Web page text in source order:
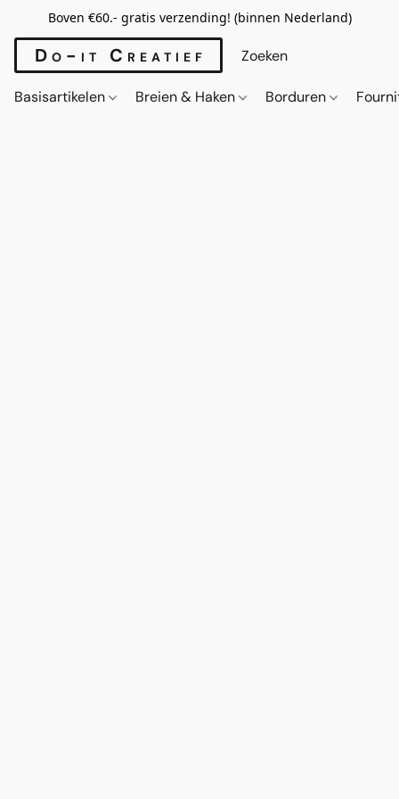
Boven €60.- gratis verzending! (binnen Nederland)
Do-it Creatief
Basisartikelen Breien & Haken Borduren